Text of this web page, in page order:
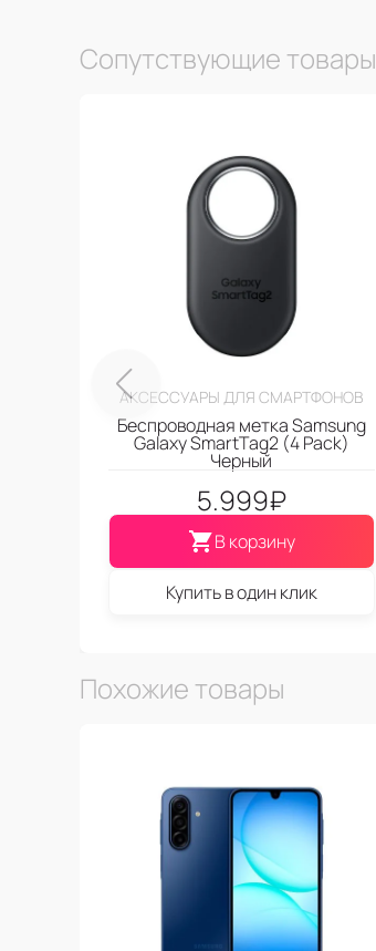
Сопутствующие товары
АКСЕССУАРЫ ДЛЯ СМАРТФОНОВ
Беспроводная метка Samsung
Galaxy SmartTag2 (4 Pack)
Черный
5.999₽
В корзину
Купить в один клик
Похожие товары